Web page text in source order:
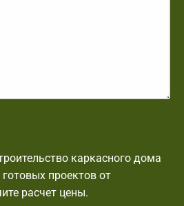
каркасного дома
готовых проектов от
расчет цены.